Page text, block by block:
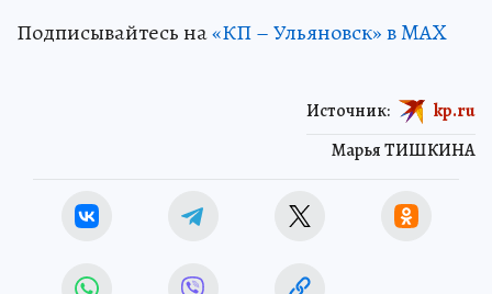
Подписывайтесь на«КП – Ульяновск» в MAX
Марья ТИШКИНА
Источник: kp.ru